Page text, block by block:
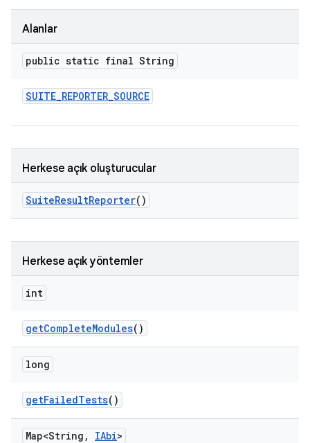
Alanlar
public static final String
SUITE_REPORTER_SOURCE
Herkese açık oluşturucular
SuiteResultReporter()
Herkese açık yöntemler
int
getCompleteModules()
long
getFailedTests()
Map<String , IAbi>